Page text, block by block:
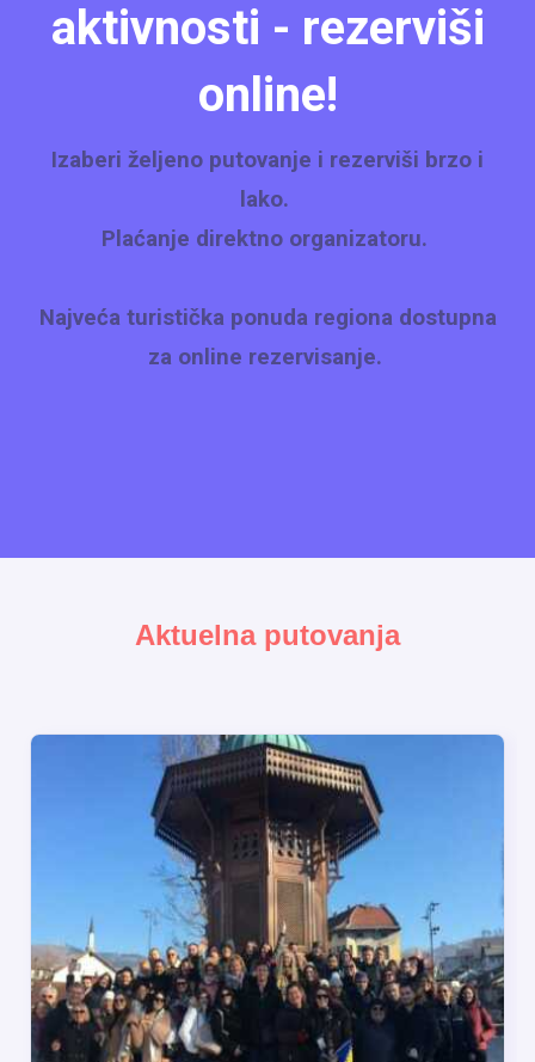
aktivnosti - rezerviši
online!
Izaberi željeno putovanje i rezerviši brzo i
lako.
Plaćanje direktno organizatoru.
Najveća turistička ponuda regiona dostupna
za online rezervisanje.
Aktuelna putovanja